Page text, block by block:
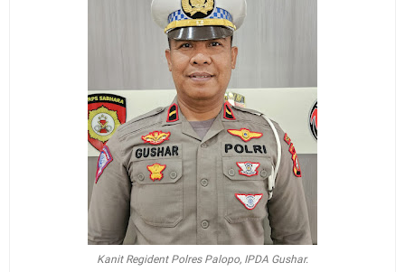
Kanit Regident Polres Palopo, IPDA Gushar.